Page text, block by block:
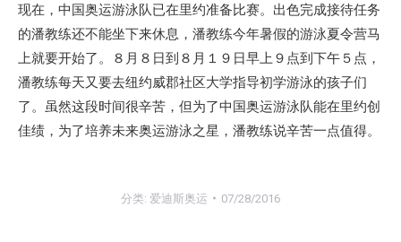
现在，中国奥运游泳队已在里约准备比赛。出色完成接待任务
的潘教练还不能坐下来休息，潘教练今年暑假的游泳夏令营马
上就要开始了。８月８日到８月１９日早上９点到下午５点，
潘教练每天又要去纽约威郡社区大学指导初学游泳的孩子们
了。虽然这段时间很辛苦，但为了中国奥运游泳队能在里约创
佳绩，为了培养未来奥运游泳之星，潘教练说辛苦一点值得。
分类: 爱迪斯奥运 07/28/2016